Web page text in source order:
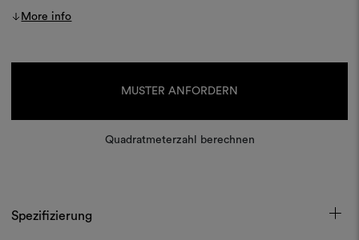
More info
MUSTER ANFORDERN
Quadratmeterzahl berechnen
Spezifizierung